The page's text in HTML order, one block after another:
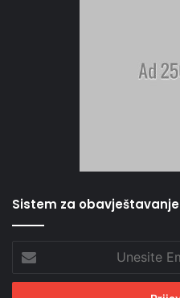
Sistem za obavještavanje
Email
adresu